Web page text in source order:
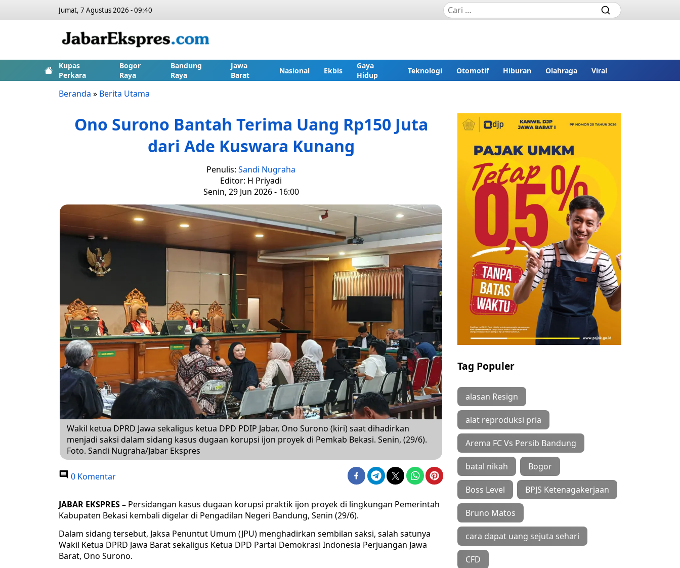
Jumat, 7 Agustus 2026 - 09:40
Kupas
Perkara
Bogor
Raya
Bandung
Raya
Jawa
Barat
Nasional Ekbis
Gaya
Hidup
Teknologi Otomotif Hiburan Olahraga Viral
Beranda » Berita Utama
Ono Surono Bantah Terima Uang Rp150 Juta
dari Ade Kuswara Kunang
Penulis: Sandi Nugraha
Editor: H Priyadi
Senin, 29 Jun 2026 - 16:00
Wakil ketua DPRD Jawa sekaligus ketua DPD PDIP Jabar, Ono Surono (kiri) saat dihadirkan
menjadi saksi dalam sidang kasus dugaan korupsi ijon proyek di Pemkab Bekasi. Senin, (29/6).
Foto. Sandi Nugraha/Jabar Ekspres
0 Komentar
JABAR EKSPRES – Persidangan kasus dugaan korupsi praktik ijon proyek di lingkungan Pemerintah
Kabupaten Bekasi kembali digelar di Pengadilan Negeri Bandung, Senin (29/6).
Dalam sidang tersebut, Jaksa Penuntut Umum (JPU) menghadirkan sembilan saksi, salah satunya
Wakil Ketua DPRD Jawa Barat sekaligus Ketua DPD Partai Demokrasi Indonesia Perjuangan Jawa
Barat, Ono Surono.
Tag Populer
alasan Resign
alat reproduksi pria
Arema FC Vs Persib Bandung
batal nikah Bogor
Boss Level BPJS Ketenagakerjaan
Bruno Matos
cara dapat uang sejuta sehari
CFD